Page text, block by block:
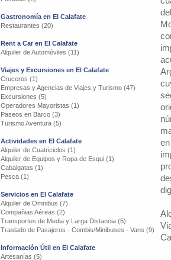
Gastronomía en El Calafate
Restaurantes (20)
Rent a Car en El Calafate
Alquiler de Automóviles (11)
Viajes y Excursiones en El Calafate
Cruceros (1)
Empresas y Agencias de Viajes y Turismo (47)
Excursiones (5)
Operadores Mayoristas (1)
Paseos en Barco (3)
Turismo Aventura (5)
Actividades en El Calafate
Alquiler de Cuatriciclos (1)
Alquiler de Equipos y Ropa de Esqui (1)
Cabalgatas (1)
Pesca (1)
Servicios en El Calafate
Alquiler de Omnibus (7)
Compañias Aéreas (2)
Transportes de Media y Larga Distancia (5)
Traslado de Pasajeros - Combis/Minibuses - Vans (9)
Información Útil en El Calafate
Artesanías (5)